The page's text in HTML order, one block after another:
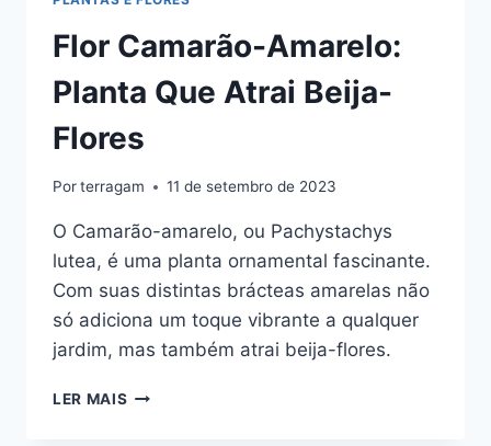
Flor Camarão-Amarelo:
Planta Que Atrai Beija-
Flores
Porterragam 11 de setembro de 2023
O Camarão-amarelo, ou Pachystachys
lutea, é uma planta ornamental fascinante.
Com suas distintas brácteas amarelas não
só adiciona um toque vibrante a qualquer
jardim, mas também atrai beija-flores.
LER MAIS FLOR